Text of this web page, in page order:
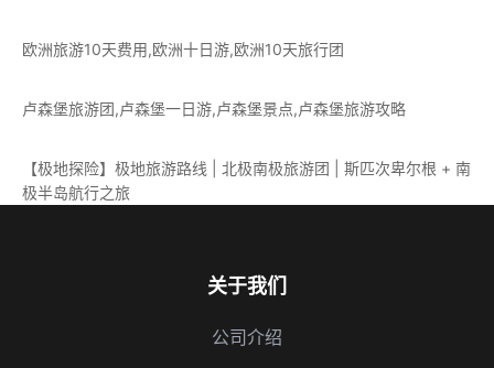
欧洲旅游10天费用,欧洲十日游,欧洲10天旅行团
卢森堡旅游团,卢森堡一日游,卢森堡景点,卢森堡旅游攻略
【极地探险】极地旅游路线 | 北极南极旅游团 | 斯匹次卑尔根 + 南
极半岛航行之旅
关于我们
公司介绍